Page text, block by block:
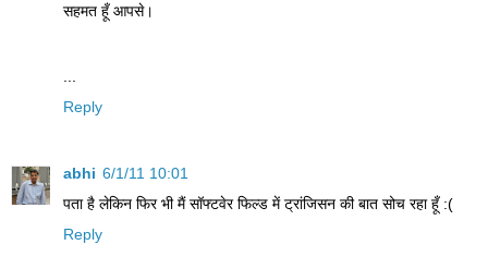
सहमत हूँ आपसे।
Reply
abhi 6/1/11 10:01
पता है लेकिन फिर भी मैं सॉफ्टवेर फिल्ड में ट्रांजिसन की बात सोच रहा हूँ :(
Reply